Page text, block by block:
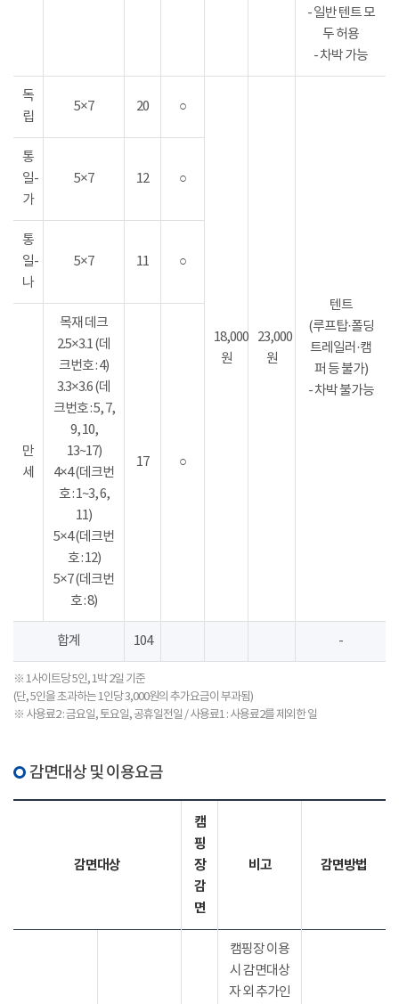
- 일반 텐트 모
두 허용
- 차박 가능
독
립
5×7 20 ○
18,000
원
23,000
원
텐트
(루프탑·폴딩
트레일러·캠
퍼 등 불가)
- 차박 불가능
통
일-
가
5×7 12 ○
통
일-
나
5×7 11 ○
만
세
목재 데크
2.5×3.1 (데
크번호 : 4)
3.3×3.6 (데
크번호 : 5, 7,
9, 10,
13~17)
4×4 (데크번
호 : 1~3, 6,
11)
5×4 (데크번
호 : 12)
5×7 (데크번
호 : 8)
17 ○
합계 104 -
※ 1사이트당 5인, 1박 2일 기준
(단, 5인을 초과하는 1인당 3,000원의 추가요금이 부과됨)
※ 사용료2 : 금요일, 토요일, 공휴일전일 / 사용료1 : 사용료2를 제외한 일
감면대상 및 이용요금
감면대상
캠
핑
장
감
면
비고 감면방법
캠핑장 이용
시 감면대상
자 외 추가인